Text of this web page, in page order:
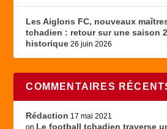
Les Aiglons FC, nouveaux
tchadien : retour sur une saison
historique 26 juin 2026
COMMENTAIRES
Rédaction 17 mai 2021
on Le football tchadien traverse